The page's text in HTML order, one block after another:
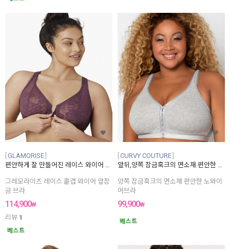
GLAMORISE
편안하게 잘 만들어진 레이스 와이어 앞잠금 브라
그레모라이즈 레이스 홑겹 와이어 앞잠
금 브라
114,900₩
리뷰 1
CURVY COUTURE
앞뒤,양쪽 잠금훅크의 면소재 편안한 노와이어브라
양쪽 잠금훅크의 면소재 편안한 노와이
어브라
99,900₩